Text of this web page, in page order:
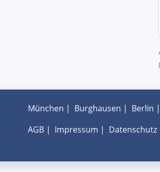
München | Burghausen | Berlin |
AGB| Impressum | Datenschutz